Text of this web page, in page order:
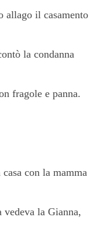
allago il casamento
la condanna
fragole e panna.
con la mamma
vedeva la Gianna,